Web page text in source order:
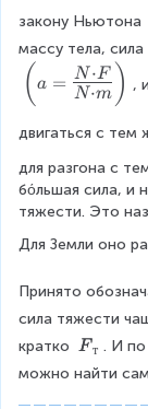
к
г
^
{
2
}
закону Ньютона
массу тела,
\l
ef
a
=
\
L
r
e
\f
a
c
{
( a = N⋅m
N⋅F ) ,
двигаться с тем
для разгона с
бόльшая сила, и
тяжести. Это
Для Земли оно
Принято
сила тяжести
кратко \
p
F т . И по
можно найти